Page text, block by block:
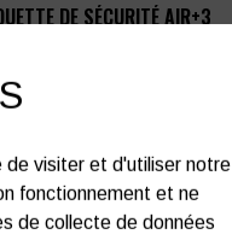
DE SÉCURITÉ AIR+3
de visiter et d'utiliser notre
fonctionnement et ne
de collecte de données